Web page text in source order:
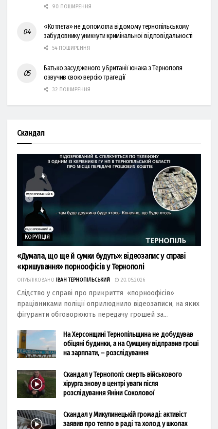
90 ПОШИРЕННЯ
«Котлєта» не допомогла відомому тернопільському
забудовнику уникнути кримінальної відповідальності
54 ПОШИРЕННЯ
Батько засудженого у Британії юнака з Тернополя
озвучив свою версію трагедії
32 ПОШИРЕННЯ
Скандал
КОРУПЦІЯ
«Думала, що ще й сумки будуть»: відеозапис у справі
«кришування» порноофісів у Тернополі
ОПУБЛІКОВАНО ІВАН ТЕРНОПІЛЬСЬКИЙ 20.05.2026
Слідство у справі про прикриття «порноофісів»
працівниками поліції оприлюднило відеозаписи, на яких
фігуранти обговорюють передачу грошей за...
На Херсонщині Тернопільщина не добудував
обіцяні будинки, а на Сумщину відправив гроші
на зарплати, – розслідування
Скандал у Тернополі: смерть військового
хірурга знову в центрі уваги після
розслідування Яніни Соколової
Скандал у Микулинецькій громаді: активіст
заявив про тепло в раді та холод у школах